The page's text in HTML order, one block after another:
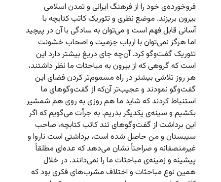
فروخورده‌ی خود را از فرهنگ ایرانی و تمدن اسلامی
بیرون بریزند. موضع نظری و تئوریک کاتب کتابچه با
آسانی قابل فهم است و می‌توان به سادگی با آن در پیچید
اما هرگز نمی‌توان با ارباب جزمیت و اصحاب خشونت
تئوریک گفت‌وگو کرد. آن‌چه جای دریغ بیشتر دارد این
است که گروهی که از بیرون به مباحثات ما نظر داشتند،
هر روز تلاشی بیشتر در راه مسموم‌تر کردن فضای این
گفت‌وگو نمودند و عجیب‌تر آن‌که از گفت‌وگوهای ما
استنباط کردند که شاید ما هم روزی به روی هم شمشیر
بکشیم و سینه‌ی یکدیگر بدریم. به جرأت می‌گویم که اگر
این برداشت از گفت‌وگوهای تند کاتب کتابچه، صاحب
سیبستان و من حاصل شده است، برداشتی است ناروا و
غیرمنصفانه و صراحتاً نشان می‌دهد که عده‌ای مطلقاً
پیشینه و زمینه‌ی مباحثات ما را نمی‌دانند. در خلال
همین نوع مباحثات و اختلاف مشرب‌های فکری بود که